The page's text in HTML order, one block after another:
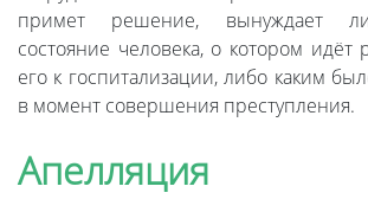
примет решение, вынуждает
состояние человека, о котором идёт
его к госпитализации, либо каким
в момент совершения преступления.
Апелляция